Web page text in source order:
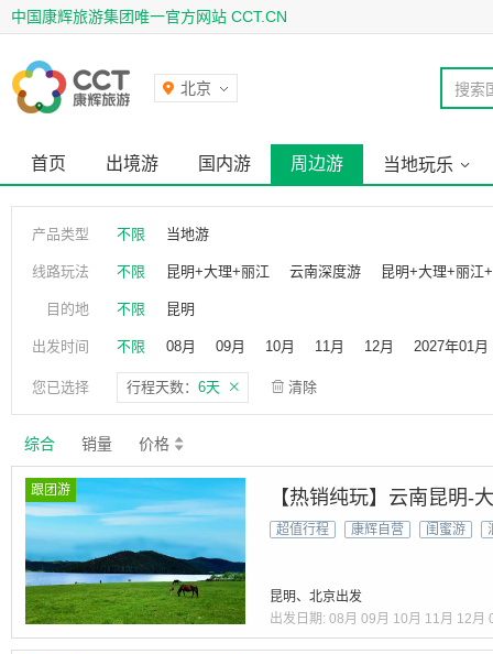
中国康辉旅游集团唯一官方网站 CCT.CN
北京 搜索
首页 出境游 国内游 周边游 当地玩乐
产品类型 不限 当地游
线路玩法 不限 昆明+大理+丽江 云南深度游 昆明+大理+丽江
目的地 不限 昆明
出发时间 不限 08月 09月 10月 11月 12月
2027年01月
2027年06月
2027年07月
您已选择 行程天数： 6天 清除
综合 销量 价格
跟团游 【热销纯玩】云南昆明-
超值行程 康辉自营 闺蜜游
昆明、北京出发
出发日期: 08月 09月 10月 11月 12月